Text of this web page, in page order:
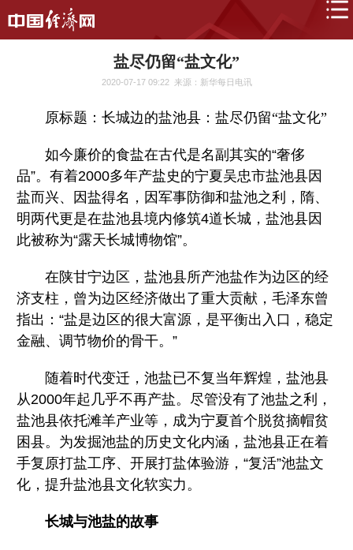
盐尽仍留“盐文化”
2020-07-17 09:22 来源：新华每日电讯
原标题：长城边的盐池县：盐尽仍留“盐文化”
如今廉价的食盐在古代是名副其实的“奢侈
品”。有着2000多年产盐史的宁夏吴忠市盐池县因
盐而兴、因盐得名，因军事防御和盐池之利，隋、
明两代更是在盐池县境内修筑4道长城，盐池县因
此被称为“露天长城博物馆”。
在陕甘宁边区，盐池县所产池盐作为边区的经
济支柱，曾为边区经济做出了重大贡献，毛泽东曾
指出：“盐是边区的很大富源，是平衡出入口，稳定
金融、调节物价的骨干。”
随着时代变迁，池盐已不复当年辉煌，盐池县
从2000年起几乎不再产盐。尽管没有了池盐之利，
盐池县依托滩羊产业等，成为宁夏首个脱贫摘帽贫
困县。为发掘池盐的历史文化内涵，盐池县正在着
手复原打盐工序、开展打盐体验游，“复活”池盐文
化，提升盐池县文化软实力。
长城与池盐的故事